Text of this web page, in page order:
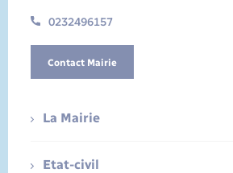
0232496157
Contact Mairie
La Mairie
Etat-civil